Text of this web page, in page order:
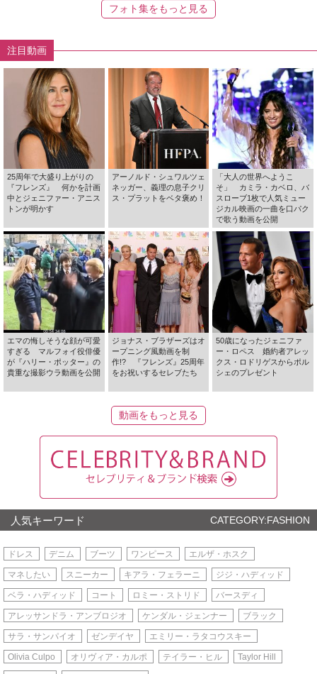
フォト集をもっと見る
注目動画
25周年で大盛り上がりの
『フレンズ』 何かを計画
中とジェニファー・アニス
トンが明かす
アーノルド・シュワルツェ
ネッガー、義理の息子クリ
ス・プラットをベタ褒め！
「大人の世界へようこ
そ」 カミラ・カベロ、バ
スローブ1枚で人気ミュー
ジカル映画の一曲を口パク
で歌う動画を公開
エマの悔しそうな顔が可愛
すぎる マルフォイ役俳優
が『ハリー・ポッター』の
貴重な撮影ウラ動画を公開
ジョナス・ブラザーズはオ
ープニング風動画を制
作!? 『フレンズ』25周年
をお祝いするセレブたち
50歳になったジェニファ
ー・ロペス 婚約者アレッ
クス・ロドリゲスからポル
シェのプレゼント
動画をもっと見る
人気キーワード CATEGORY:FASHION
ドレス デニム ブーツ ワンピース エルザ・ホスク
マネしたい スニーカー キアラ・フェラーニ ジジ・ハディッド
ベラ・ハディッド コート ロミー・ストリド バースディ
アレッサンドラ・アンブロジオ ケンダル・ジェンナー ブラック
サラ・サンパイオ ゼンデイヤ エミリー・ラタコウスキー
Olivia Culpo オリヴィア・カルポ テイラー・ヒル Taylor Hill